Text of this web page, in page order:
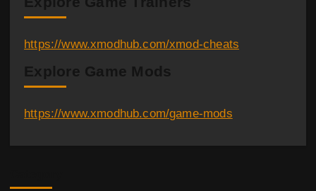
https://www.xmodhub.com/xmod-cheats
Explore Game Mods
https://www.xmodhub.com/game-mods